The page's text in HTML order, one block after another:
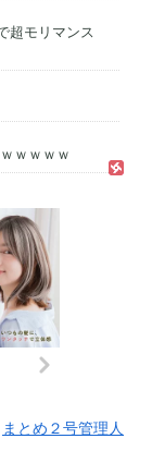
超モリマンス
ｗｗｗｗ
まとめ２号管理人